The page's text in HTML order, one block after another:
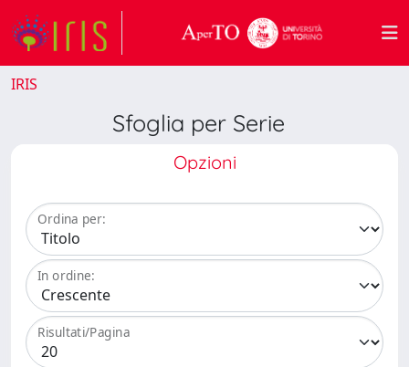
IRIS
Sfoglia per Serie
Opzioni
Ordina per:
In ordine:
Risultati/Pagina